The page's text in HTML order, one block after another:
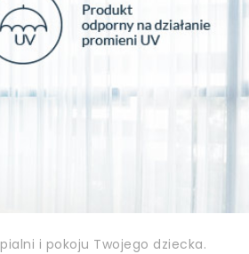
i pokoju Twojego dziecka.